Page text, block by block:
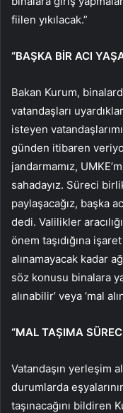
fiilen yıkılacak.”
“BAŞKA BİR ACI
Bakan Kurum,
vatandaşları
isteyen
günden itibaren
jandarmamız,
sahadayız. Süreci
paylaşacağız, başka
dedi. Valilikler
önem taşıdığına
alınamayacak kadar
söz konusu binalara
alınabilir’ veya ‘mal
“MAL TAŞIMA
Vatandaşın yerleşim
durumlarda
taşınacağını bildiren